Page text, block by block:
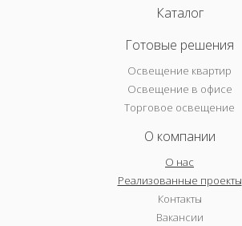
Каталог
Готовые решения
Освещение квартир
Освещение в офисе
Торговое освещение
О компании
О нас
Реализованные проекты
Контакты
Вакансии